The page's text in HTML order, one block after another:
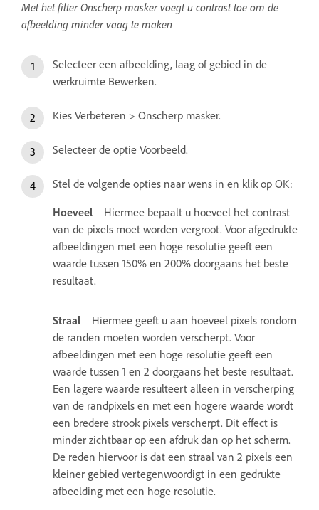
Met het filter Onscherp masker voegt u contrast toe om de
afbeelding minder vaag te maken
Selecteer een afbeelding, laag of gebied in de
werkruimte Bewerken.
Kies Verbeteren > Onscherp masker.
Selecteer de optie Voorbeeld.
Stel de volgende opties naar wens in en klik op OK:
Hoeveel
Hiermee bepaalt u hoeveel het contrast
van de pixels moet worden vergroot. Voor afgedrukte
afbeeldingen met een hoge resolutie geeft een
waarde tussen 150% en 200% doorgaans het beste
resultaat.
Straal
Hiermee geeft u aan hoeveel pixels rondom
de randen moeten worden verscherpt. Voor
afbeeldingen met een hoge resolutie geeft een
waarde tussen 1 en 2 doorgaans het beste resultaat.
Een lagere waarde resulteert alleen in verscherping
van de randpixels en met een hogere waarde wordt
een bredere strook pixels verscherpt. Dit effect is
minder zichtbaar op een afdruk dan op het scherm.
De reden hiervoor is dat een straal van 2 pixels een
kleiner gebied vertegenwoordigt in een gedrukte
afbeelding met een hoge resolutie.